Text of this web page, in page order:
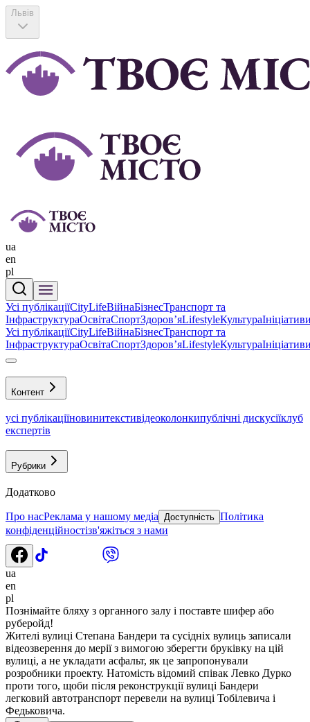
Львів
ua
en
pl
Усі публікаціїCityLifeВійнаБізнесТранспорт та
ІнфраструктураОсвітаСпортЗдоровʼяLifestyleКультура
Усі публікаціїCityLifeВійнаБізнесТранспорт та
ІнфраструктураОсвітаСпортЗдоровʼяLifestyleКультура
Контент
усі публікаціїновинитекстивідеоколонкипублічні дискусіїклуб
експертів
Рубрики
Додатково
Про насРеклама у нашому медіа Доступність Політика
конфіденційностізв'яжіться з нами
ua
en
pl
Познімайте бляху з органного залу і поставте шифер або
руберойд!
Жителі вулиці Степана Бандери та сусідніх вулиць записали
відеозверення до мерії з вимогою зберегти бруківку на цій
вулиці, а не укладати асфальт, як це запропонували
розробники проекту. Натомість відомий співак Левко Дурко
проти того, щоби після реконструкції вулиці Бандери
легковий автотранспорт перевели на вулиці Тобілевича і
Федьковича.